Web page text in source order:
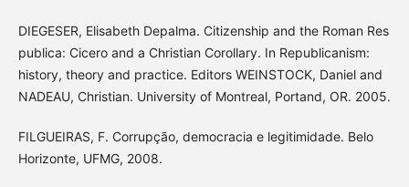
DIEGESER, Elisabeth Depalma. Citizenship and the Roman Res
publica: Cicero and a Christian Corollary. In Republicanism:
history, theory and practice. Editors WEINSTOCK, Daniel and
NADEAU, Christian. University of Montreal, Portand, OR. 2005.
FILGUEIRAS, F. Corrupção, democracia e legitimidade. Belo
Horizonte, UFMG, 2008.